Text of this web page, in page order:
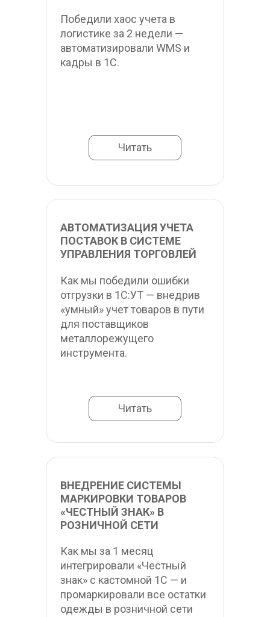
Читать
Победили хаос учета в
логистике за 2 недели —
автоматизировали WMS и
кадры в 1С.
Читать
АВТОМАТИЗАЦИЯ УЧЕТА
ПОСТАВОК В СИСТЕМЕ
УПРАВЛЕНИЯ ТОРГОВЛЕЙ
Как мы победили ошибки
отгрузки в 1С:УТ — внедрив
«умный» учет товаров в пути
для поставщиков
металлорежущего
инструмента.
ВНЕДРЕНИЕ СИСТЕМЫ
МАРКИРОВКИ ТОВАРОВ
«ЧЕСТНЫЙ ЗНАК» В
РОЗНИЧНОЙ СЕТИ
Как мы за 1 месяц
интегрировали «Честный
знак» с кастомной 1С — и
промаркировали все остатки
одежды в розничной сети